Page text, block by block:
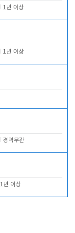
1년 이상
1년 이상
경력무관
1년 이상